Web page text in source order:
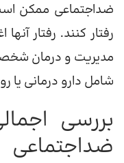
ضداجتماعی ممکن
رفتار کنند. رفتار
شامل دارو درمانی یا
بررسی
ضداجتماعی